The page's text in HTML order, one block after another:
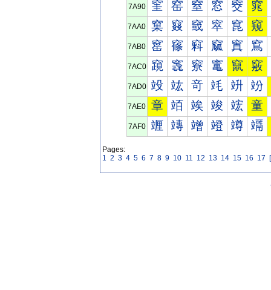
7A90 窐 窑 窒 窓 窔 窕
7AA0 窠 窡 窢 窣 窤 窥
7AB0 窰 窱 窲 窳 窴 窵
7AC0 竀 竁 竂 竃 竄 竅
7AD0 竐 竑 竒 竓 竔 竕
7AE0 章 竡 竢 竣 竤 童
7AF0 竰 竱 竲 竳 竴 竵
Pages:
1 2 3 4 5 6 7 8 9 10 11 12 13 14 15 16 17